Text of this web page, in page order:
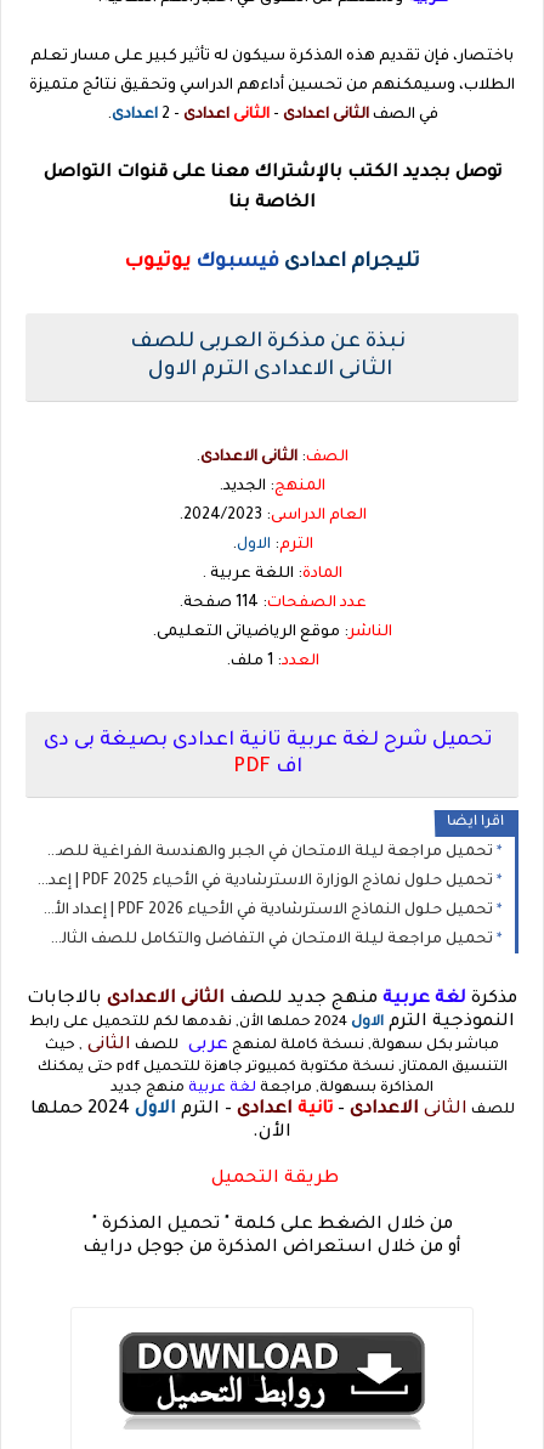
باختصار، فإن تقديم هذه المذكرة سيكون له تأثير كبير على مسار تعلم
الطلاب، وسيمكنهم من تحسين أداءهم الدراسي وتحقيق نتائج متميزة
في الصفالثانى اعدادى-الثانىاعدادى- 2 اعدادى.
توصل بجديد الكتب بالإشتراك معنا على قنوات التواصل
الخاصة بنا
تليجرام اعدادى فيسبوك يوتيوب
نبذة عن مذكرة العربى للصف
الثانى الاعدادى الترم الاول
الصف:الثانىالاعدادى.
المنهج: الجديد.
العام الدراسى: 2024/2023.
الترم:الاول.
المادة: اللغة عربية .
عدد الصفحات: 114 صفحة.
الناشر: موقع الرياضياتى التعليمى.
العدد: 1 ملف.
تحميل شرح لغة عربية تانية اعدادى بصيغة بى دى
اف PDF
اقرا ايضا
تحميل مراجعة ليلة الامتحان في الجبر والهندسة الفراغية للصف الثالث الثانوي 2026 PDF | إعداد الأستاذ سعد حجازي
تحميل حلول نماذج الوزارة الاسترشادية في الأحياء 2025 PDF | إعداد الأستاذ حسن محرم
تحميل حلول النماذج الاسترشادية في الأحياء 2026 PDF | إعداد الأستاذ حسن محرم
تحميل مراجعة ليلة الامتحان في التفاضل والتكامل للصف الثالث الثانوي 2026 PDF | إعداد الأستاذ محمد مغاوري
مذكرةلغة عربيةمنهج جديد للصف الثانىالاعدادىبالاجابات
النموذجية الترمالاول
2024 حملها الأن, نقدمها لكم للتحميل على رابط
مباشر بكل سهولة, نسخة كاملة لمنهجعربى للصفالثانى, حيث
التنسيق الممتاز, نسخة مكتوبة كمبيوتر جاهزة للتحميل pdf حتى يمكنك
المذاكرة بسهولة, مراجعةلغة عربيةمنهج جديد
للصفالثانىالاعدادى– تانيةاعدادى– الترمالاول
2024 حملها
الأن.
طريقة التحميل
من خلال الضغط على كلمة " تحميل المذكرة "
أو من خلال استعراض المذكرة من جوجل درايف